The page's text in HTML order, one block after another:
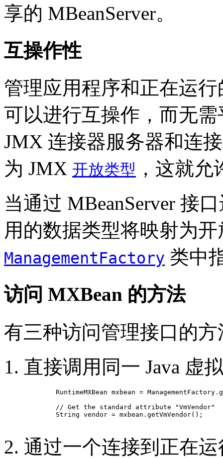
享的 MBeanServer。
互操作性
管理应用程序和正在运行
可以进行互操作，而无
JMX 连接器服务器和连
为 JMX 开放类型 ，这就
当通过 MBeanServer 接
用的数据类型将映射为
ManagementFactory 类中
访问 MXBean 的方法
有三种访问管理接口的方
直接调用同一 Java 虚
RuntimeMXBean mxbean =
   // Get the standard attribute "VmVendor"
   String vendor = mxbean.getVmVendor();
通过一个连接到正在